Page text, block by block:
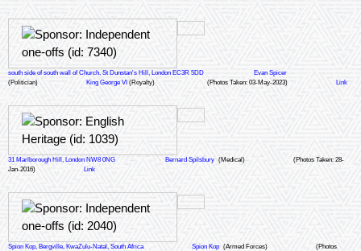
south side of south wall of Church, St Dunstan's Hill, London EC3R 5DD
Evan Spicer
(Politician)
King George VI (Royalty) (Photos Taken: 03-May-2023) Link
31 Marlborough Hill, London NW8 0NG Bernard Spilsbury (Medical)
(Photos Taken: 28-
Jan-2016)
Link
Spion Kop, Bergville, KwaZulu-Natal, South Africa Spion Kop (Armed Forces)
(Photos